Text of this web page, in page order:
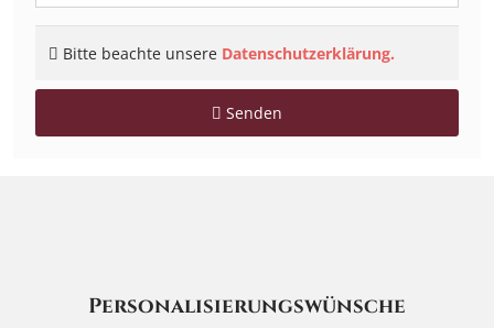
+49Bitte beachte unsere Datenschutzerklärung.
Senden
Personalisierungswünsche